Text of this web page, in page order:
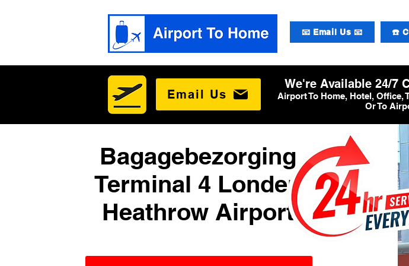
📧 Email Us 📧 ☎️
Email Us
We're Available 24/7
Airport To Home, Hotel, Office,
Or To
Bagagebezorging
Terminal 4 Londen
Heathrow Airport